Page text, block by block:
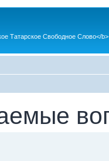
Татарское Свободное Слово</b>